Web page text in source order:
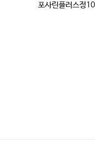
포사린플러스정